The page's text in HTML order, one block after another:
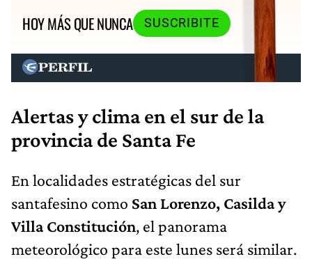
HOY MÁS QUE NUNCA
SUSCRIBITE
Alertas y clima en el sur de la
provincia de Santa Fe
En localidades estratégicas del sur
santafesino como San Lorenzo, Casilda y
Villa Constitución, el panorama
meteorológico para este lunes será similar.